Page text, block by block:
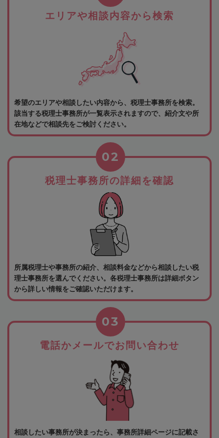
エリアや相談内容から検索
希望のエリアや相談したい内容から、税理士事務所を検索。
該当する税理士事務所が一覧表示されますので、紹介文や所
在地などで相談先をご検討ください。
税理士事務所の詳細を確認
02
所属税理士や事務所の紹介、相談料金などから相談したい税
理士事務所を選んでください。各税理士事務所は詳細ボタン
から詳しい情報をご確認いただけます。
電話かメールでお問い合わせ
03
相談したい事務所が決まったら、事務所詳細ページに記載さ